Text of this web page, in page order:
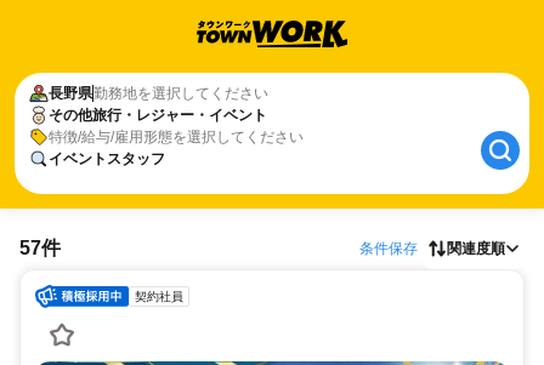
長野県勤務地を選択してください
その他旅行・レジャー・イベント
特徴/給与/雇用形態を選択してください
イベントスタッフ
57件 条件保存 関連度順
契約社員